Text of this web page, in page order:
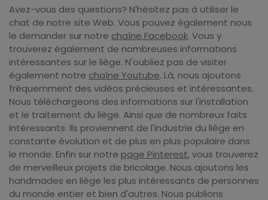
Avez-vous des questions? N'hésitez pas à utiliser le
chat de notre site Web. Vous pouvez également nous
le demander sur notre chaîne Facebook. Vous y
trouverez également de nombreuses informations
intéressantes sur le liège. N'oubliez pas de visiter
également notre chaîne Youtube. Là, nous ajoutons
fréquemment des vidéos précieuses et intéressantes.
Nous téléchargeons des informations sur l'installation
et le traitement du liège. Ainsi que de nombreux faits
intéressants. Ils proviennent de l'industrie du liège en
constante évolution et de plus en plus populaire dans
le monde. Enfin sur notre page Pinterest, vous trouverez
de merveilleux projets de bricolage. Nous ajoutons les
handmades en liège les plus intéressants de personnes
du monde entier et bien d'autres. Nous publions